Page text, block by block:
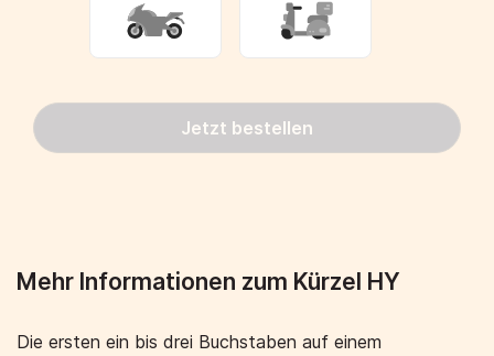
Jetzt bestellen
Mehr Informationen zum Kürzel HY
Die ersten ein bis drei Buchstaben auf einem